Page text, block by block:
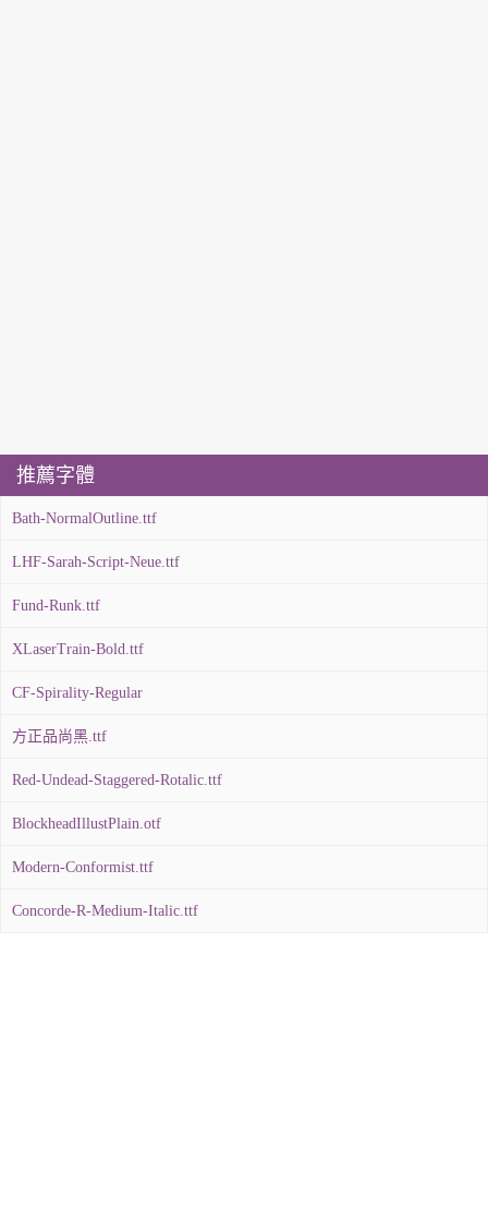
推薦字體
Bath-NormalOutline.ttf
LHF-Sarah-Script-Neue.ttf
Fund-Runk.ttf
XLaserTrain-Bold.ttf
CF-Spirality-Regular
方正品尚黑.ttf
Red-Undead-Staggered-Rotalic.ttf
BlockheadIllustPlain.otf
Modern-Conformist.ttf
Concorde-R-Medium-Italic.ttf